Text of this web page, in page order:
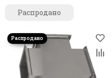
Распродано